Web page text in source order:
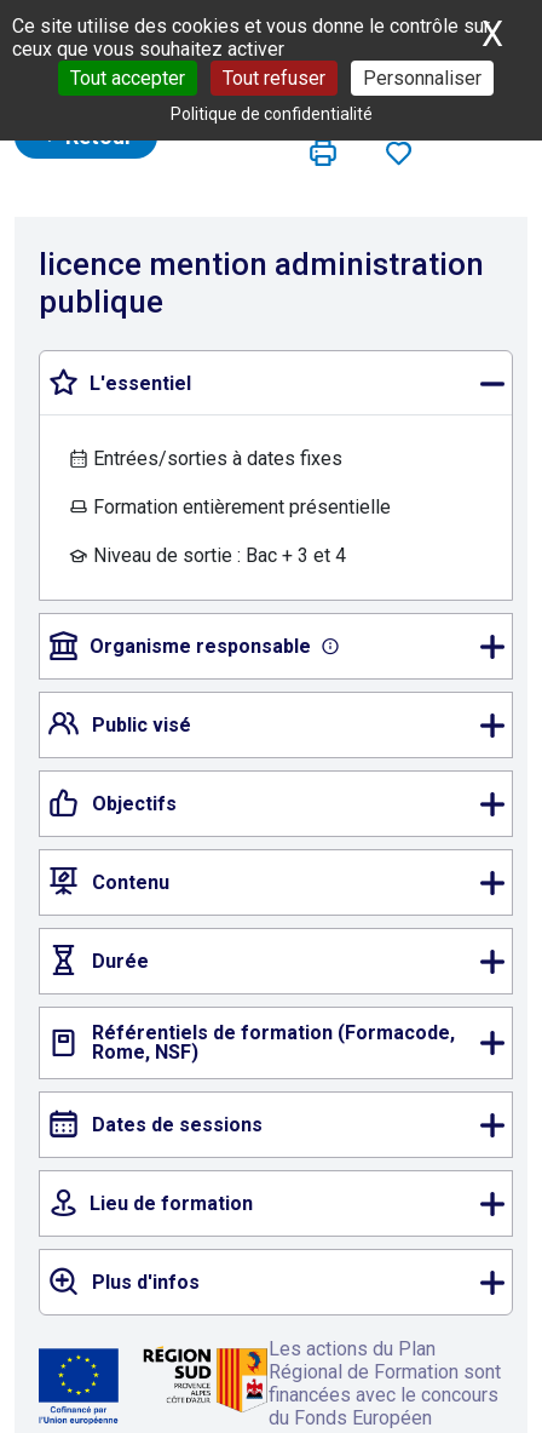
Panneau de gestion des cookies
Ce site utilise des cookies et vous donne le contrôle sur
ceux que vous souhaitez activer
Tout accepter
Tout refuser Personnaliser
Politique de confidentialité
X
Retour
licence mention administration
publique
L'essentiel
Entrées/sorties à dates fixes
Formation entièrement présentielle
Niveau de sortie : Bac + 3 et 4
Organisme responsable
Public visé
Objectifs
Contenu
Durée
Référentiels de formation (Formacode,
Rome, NSF)
Dates de sessions
Lieu de formation
Plus d'infos
Les actions du Plan
Régional de Formation sont
financées avec le concours
du Fonds Européen